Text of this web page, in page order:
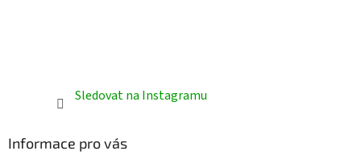
Sledovat na Instagramu
Informace pro vás